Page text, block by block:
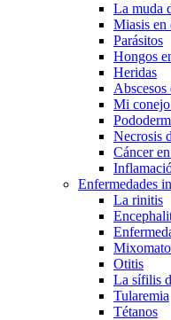
La muda
Miasis en
Parásitos
Hongos
Heridas
Abscesos
Mi
Necrosis
Cáncer
Enfermedades
La rinitis
Otitis
La sífilis
Tularemia
Tétanos